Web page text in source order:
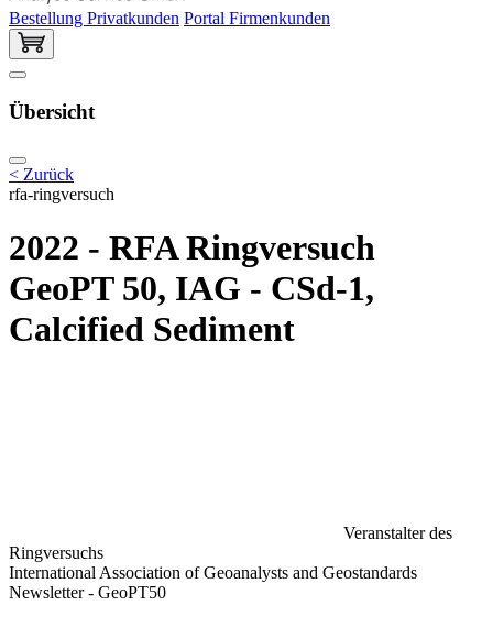
Bestellung Privatkunden Portal Firmenkunden
Übersicht
< Zurück
rfa-ringversuch
2022 - RFA Ringversuch
GeoPT 50, IAG - CSd-1,
Calcified Sediment
Veranstalter des
Ringversuchs
International Association of Geoanalysts and Geostandards
Newsletter - GeoPT50